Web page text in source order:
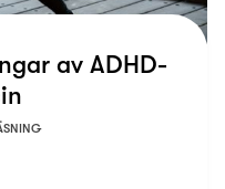
av ADHD-